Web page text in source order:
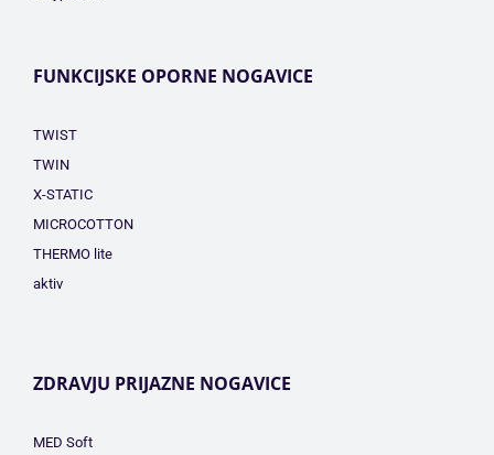
FUNKCIJSKE OPORNE NOGAVICE
TWIST
TWIN
X-STATIC
MICROCOTTON
THERMO lite
aktiv
ZDRAVJU PRIJAZNE NOGAVICE
MED Soft